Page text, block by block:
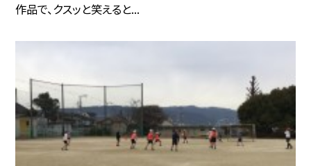
作品で、クスッと笑えると...